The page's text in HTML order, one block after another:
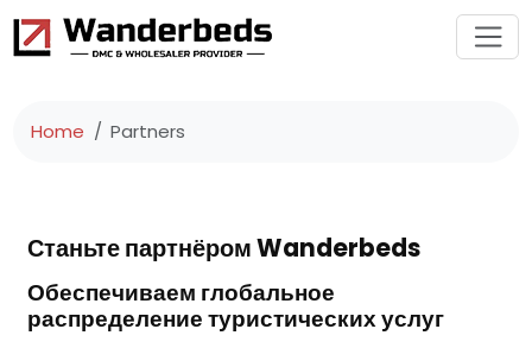
Home Partners
Станьте партнёром Wanderbeds
Обеспечиваем глобальное
распределение туристических услуг